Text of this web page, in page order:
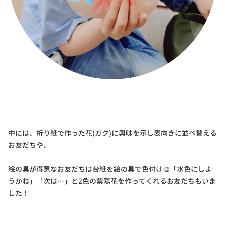
中には、折り紙で作った花(ガク)に興味を示し表向きに並べ替える
お友だちや、
絵の具が得意なお友だちは台紙を絵の具で色付け🎨「水色にしよ
うかね」「次は…」と2色の紫陽花を作ってくれるお友だちもいま
した！